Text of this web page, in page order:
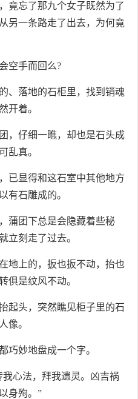
竟忘了那九个女子既然为了
另一条路走了出去，为何竟
空手而回么?
、落地的石柜里，找到销魂
开着。
，仔细一瞧，却也是石头成
乱真。
已显得和这石室中其他地方
有石雕成的。
蒲团下总是会隐藏着些秘
立刻走了过去。
地上的，扳也扳不动，抬也
俱是纹风不动。
起头，突然瞧见柜子里的石
像。
巧妙地盘成一个字。
心法，拜我遗灵。凶吉祸
身殉。”